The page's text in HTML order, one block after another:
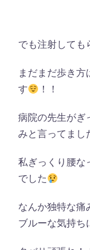
でも注射しても
まだまだ歩き
す
！！
病院の先生がぎ
みと言ってまし
私ぎっくり腰な
でした
なんか独特な痛
ブルーな気持ち